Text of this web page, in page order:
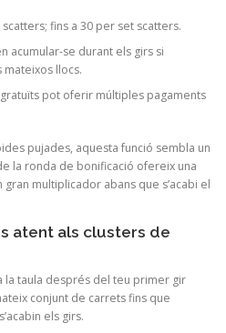
fins a 30 per set scatters.
acumular-se durant els girs si
llocs.
pot oferir múltiples pagaments
pujades, aquesta funció sembla un
la ronda de bonificació ofereix una
multiplicador abans que s’acabi el
atent als clusters de
la taula després del teu primer gir
conjunt de carrets fins que
els girs.